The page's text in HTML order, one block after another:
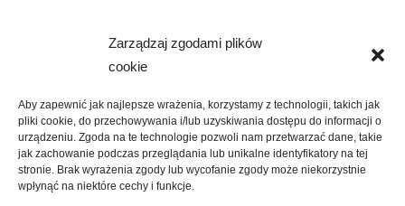
Zarządzaj zgodami plików
cookie
Aby zapewnić jak najlepsze wrażenia, korzystamy z technologii, takich jak
pliki cookie, do przechowywania i/lub uzyskiwania dostępu do informacji o
urządzeniu. Zgoda na te technologie pozwoli nam przetwarzać dane, takie
jak zachowanie podczas przeglądania lub unikalne identyfikatory na tej
stronie. Brak wyrażenia zgody lub wycofanie zgody może niekorzystnie
wpłynąć na niektóre cechy i funkcje.
NAWIAS OTWARTY
SKLEP
menu
potomne
KREATYWNIE
rozwiń
menu
potomne
KULTURALNIE
rozwiń